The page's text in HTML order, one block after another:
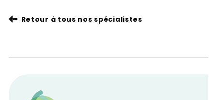
Retour à tous nos spécialistes